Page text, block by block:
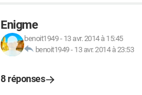
Enigme
benoit1949- 13 avr. 2014 à 15:45
benoit1949- 13 avr. 2014 à 23:53
8 réponses